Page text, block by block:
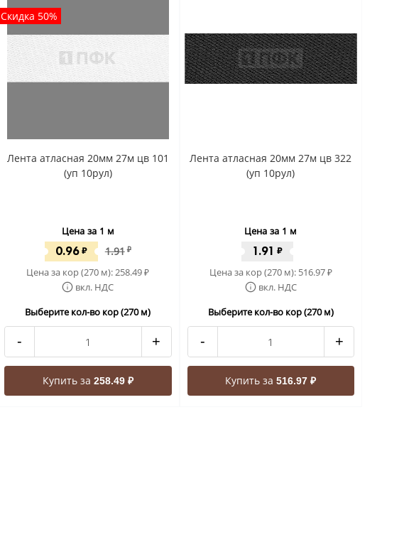
Скидка 50%
Лента атласная 20мм 27м цв 101
(уп 10рул)
Цена за 1 м
0.96₽ 1.91 ₽
Цена за кор (270 м):258.49₽
вкл. НДС
Выберите кол-во кор (270 м)
- +
Купить за 258.49 ₽
Лента атласная 20мм 27м цв 322
(уп 10рул)
Цена за 1 м
1.91 ₽
Цена за кор (270 м): 516.97₽
вкл. НДС
Выберите кол-во кор (270 м)
- +
Купить за516.97 ₽